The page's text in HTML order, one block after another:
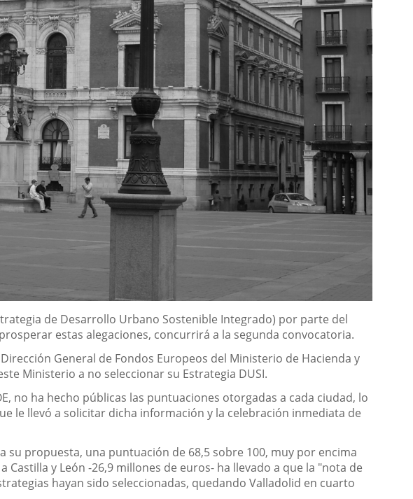
de Desarrollo Urbano Sostenible Integrado) por parte del
estas alegaciones, concurrirá a la segunda convocatoria.
General de Fondos Europeos del Ministerio de Hacienda y
Ministerio a no seleccionar su Estrategia DUSI.
no ha hecho públicas las puntuaciones otorgadas a cada ciudad, lo
le llevó a solicitar dicha información y la celebración inmediata de
propuesta, una puntuación de 68,5 sobre 100, muy por encima
y León -26,9 millones de euros- ha llevado a que la "nota de
hayan sido seleccionadas, quedando Valladolid en cuarto